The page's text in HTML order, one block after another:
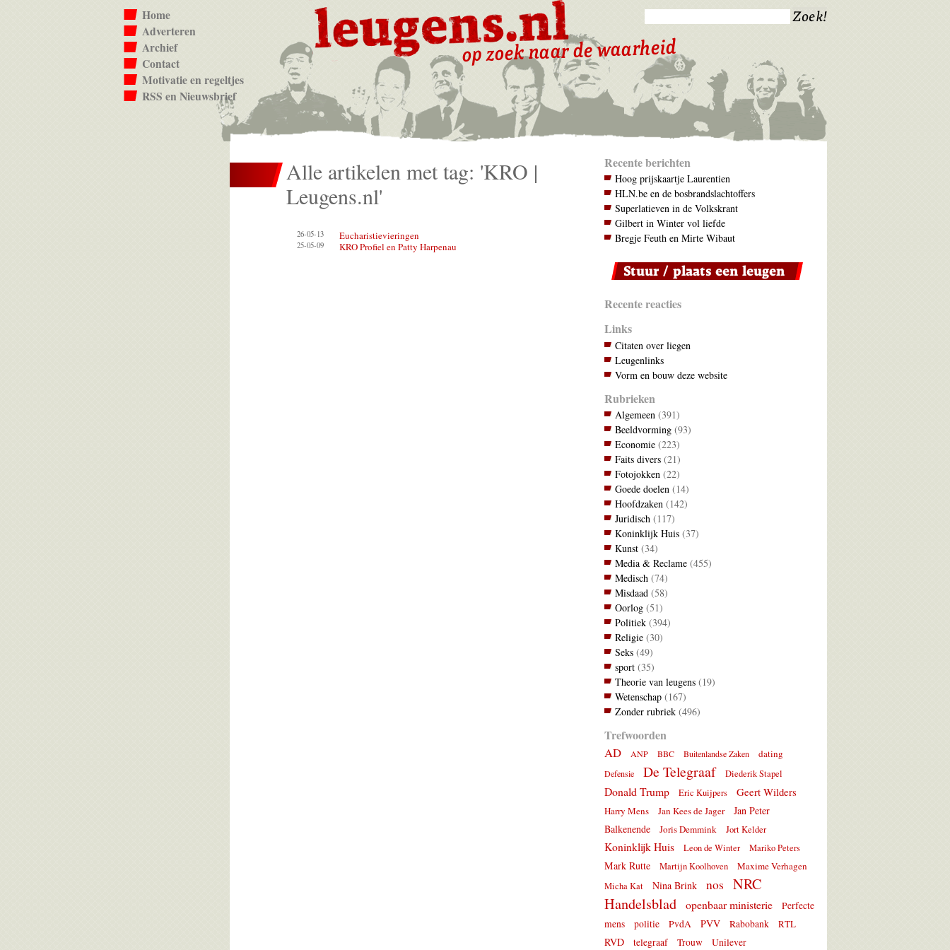
Home
Adverteren
Archief
Contact
Motivatie en regeltjes
RSS en Nieuwsbrief
Alle artikelen met tag: 'KRO |
Leugens.nl'
26-05-13 Eucharistievieringen
25-05-09 KRO Profiel en Patty Harpenau
Recente berichten
Hoog prijskaartje Laurentien
HLN.be en de bosbrandslachtoffers
Superlatieven in de Volkskrant
Gilbert in Winter vol liefde
Bregje Feuth en Mirte Wibaut
Recente reacties
Links
Citaten over liegen
Leugenlinks
Vorm en bouw deze website
Rubrieken
Algemeen(391)
Beeldvorming(93)
Economie(223)
Faits divers(21)
Fotojokken(22)
Goede doelen(14)
Hoofdzaken(142)
Juridisch(117)
Koninklijk Huis(37)
Kunst(34)
Media & Reclame(455)
Medisch(74)
Misdaad(58)
Oorlog(51)
Politiek(394)
Religie(30)
Seks(49)
sport(35)
Theorie van leugens(19)
Wetenschap(167)
Zonder rubriek(496)
Trefwoorden
AD
ANP BBC Buitenlandse Zaken dating
Defensie De Telegraaf Diederik Stapel
Donald Trump Eric Kuijpers Geert Wilders
Harry Mens Jan Kees de Jager
Jan Peter
Balkenende
Joris Demmink Jort Kelder
Koninklijk Huis Leon de Winter Mariko Peters
Mark Rutte Martijn Koolhoven Maxime Verhagen
Micha Kat Nina Brink nos
NRC
Handelsblad
openbaar ministerie
Perfecte
mens
politie PvdA PVV Rabobank RTL
RVD telegraaf Trouw Unilever